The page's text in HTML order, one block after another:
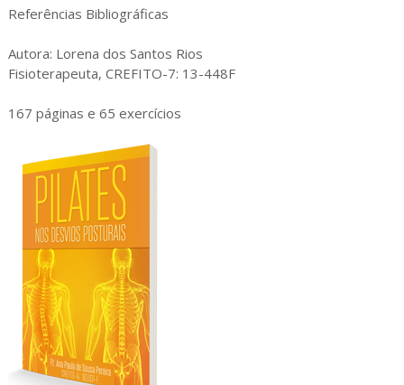
Referências Bibliográficas
Autora: Lorena dos Santos Rios
Fisioterapeuta, CREFITO-7: 13-448F
167 páginas e 65 exercícios